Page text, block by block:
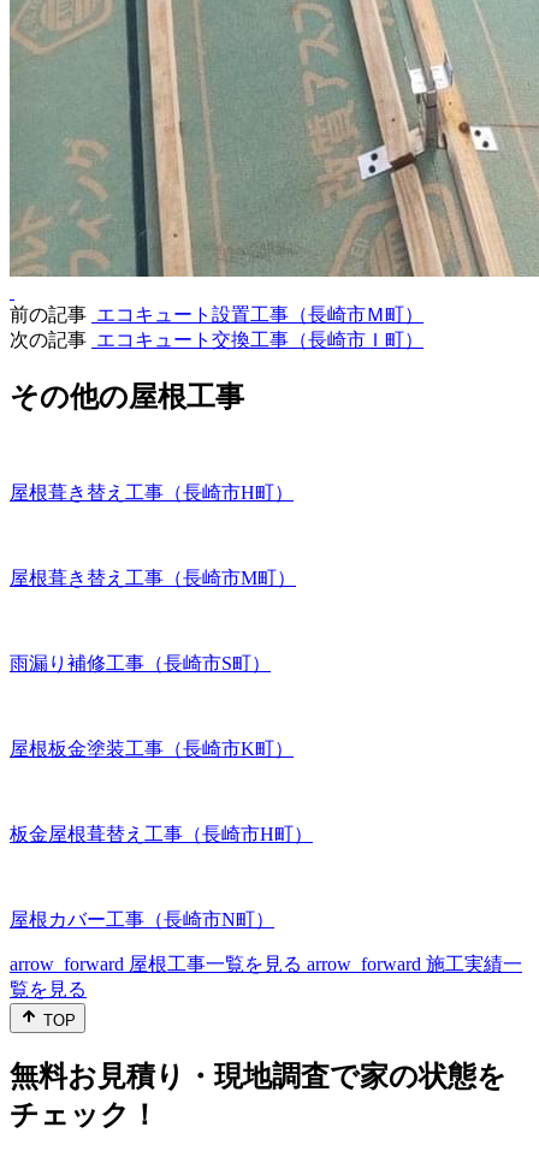
前の記事 エコキュート設置工事（長崎市Ｍ町）
次の記事 エコキュート交換工事（長崎市Ｉ町）
その他の屋根工事
屋根葺き替え工事（長崎市H町）
屋根葺き替え工事（長崎市M町）
雨漏り補修工事（長崎市S町）
屋根板金塗装工事（長崎市K町）
板金屋根葺替え工事（長崎市H町）
屋根カバー工事（長崎市N町）
arrow_forward 屋根工事一覧を見る arrow_forward 施工実績一
覧を見る
TOP
無料お見積り・現地調査で家の状態を
チェック！